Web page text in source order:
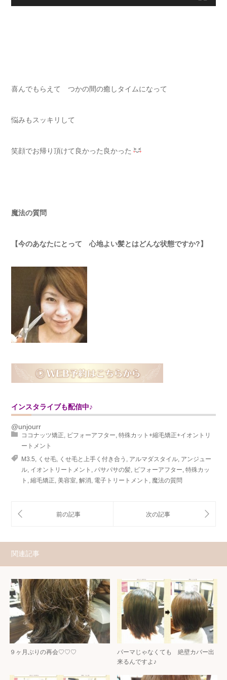
喜んでもらえて つかの間の癒しタイムになって
悩みもスッキリして
笑顔でお帰り頂けて良かった良かった
魔法の質問
【今のあなたにとって 心地よい髪とはどんな状態ですか?】
インスタライブも配信中♪
@unjourr
ココナッツ矯正, ビフォーアフター, 特殊カット+縮毛矯正+イオントリ
ートメント
M3.5, くせ毛, くせ毛と上手く付き合う , アルマダスタイル, アンジュー
ル, イオントリートメント , パサパサの髪, ビフォーアフター, 特殊カッ
ト , 縮毛矯正, 美容室, 解消, 電子トリートメント , 魔法の質問
関連記事
９ヶ月ぶりの再会♡♡♡
パーマじゃなくても 絶壁カバー出
来るんですよ♪